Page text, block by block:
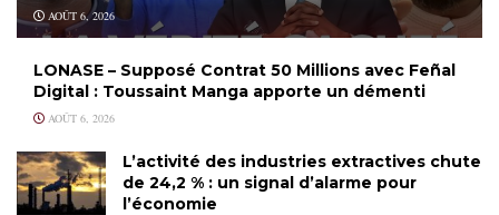
AOÛT 6, 2026
LONASE – Supposé Contrat 50 Millions avec Feñal
Digital : Toussaint Manga apporte un démenti
AOÛT 6, 2026
L’activité des industries extractives chute
de 24,2 % : un signal d’alarme pour
l’économie